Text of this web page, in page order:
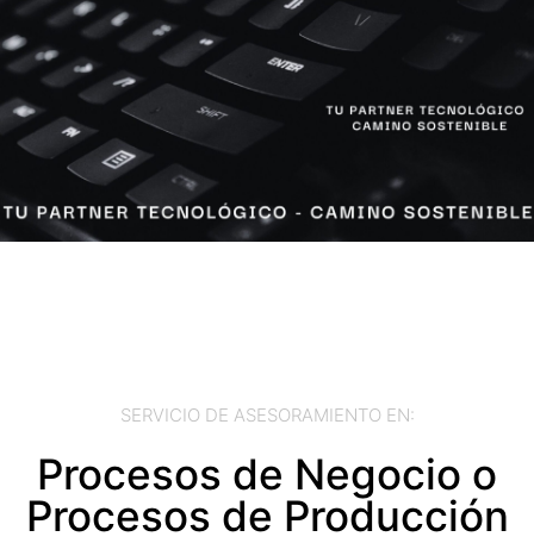
SERVICIO DE ASESORAMIENTO EN:
Procesos de Negocio o
Procesos de Producción